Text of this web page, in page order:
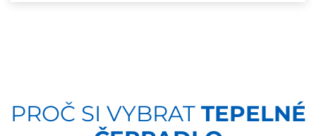
PROČ SI VYBRAT TEPELNÉ